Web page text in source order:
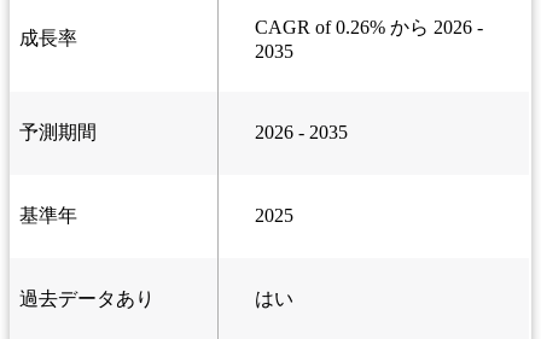
成長率
CAGR of 0.26% から 2026 -
2035
予測期間 2026 - 2035
基準年 2025
過去データあり はい